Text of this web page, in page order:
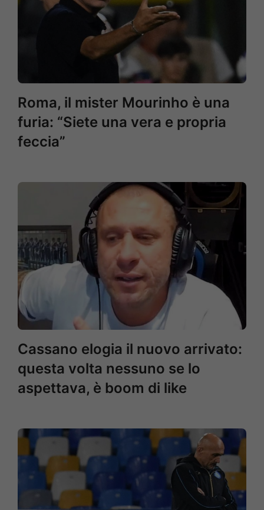
Roma, il mister Mourinho è una
furia: “Siete una vera e propria
feccia”
Cassano elogia il nuovo arrivato:
questa volta nessuno se lo
aspettava, è boom di like